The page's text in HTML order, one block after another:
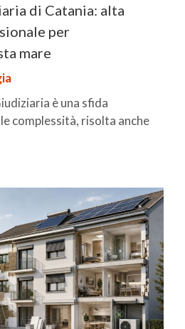
di Catania: alta
per
mare
è una sfida
complessità, risolta anche